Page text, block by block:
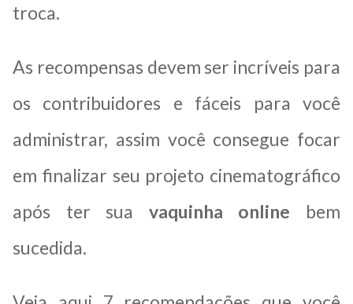
troca.
As recompensas devem ser incríveis para
os contribuidores e fáceis para você
administrar, assim você consegue focar
em finalizar seu projeto cinematográfico
após ter sua vaquinha online bem
sucedida.